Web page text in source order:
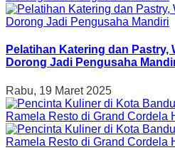
Pelatihan Katering dan Pastry,
Dorong Jadi Pengusaha
Rabu, 19 Maret 2025